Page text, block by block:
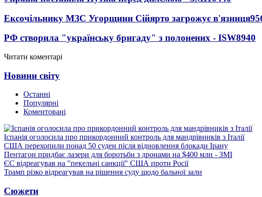
Ексочільнику МЗС Угорщини Сійярто загрожує в'язниця
РФ створила "українську бригаду" з полонених - ISW8940
Читати коментарі
Новини світу
Останні
Популярні
Коментовані
Іспанія оголосила про прикордонний контроль для мандрівників з Італії
США перехопили понад 50 суден після відновлення блокади Ірану
Пентагон придбає лазери для боротьби з дронами на $400 млн - ЗМІ
ЄС відреагував на "пекельні санкції" США проти Росії
Трамп різко відреагував на рішення суду щодо бальної зали
Сюжети